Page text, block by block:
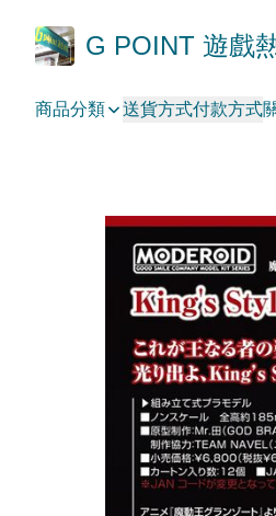
G POINT 遊戲
商品分類 送貨方式付款方式